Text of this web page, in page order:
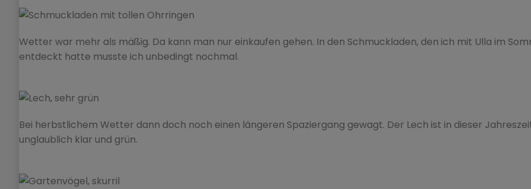
Wetter war mehr als mäßig. Da kann man nur einkaufen gehen. In den Schmuckladen, den ich mit Ulla im
entdeckt hatte musste ich unbedingt nochmal.
Bei herbstlichem Wetter dann doch noch einen längeren Spaziergang gewagt. Der Lech ist in dieser
unglaublich klar und grün.